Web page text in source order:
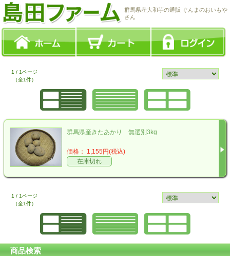
群馬県産大和芋の通販 ぐんまのおいもや
さん
1 / 1ページ
（全1件）
群馬県産きたあかり 無選別3kg
価格： 1,155円(税込)
在庫切れ
1 / 1ページ
（全1件）
商品検索